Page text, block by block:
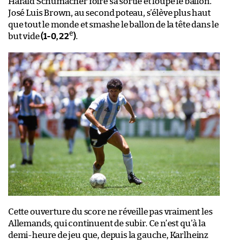
José Luis Brown, au second poteau, s’élève plus haut
que tout le monde et smashe le ballon de la tête dans le
but vide(1-0, 22e).
Cette ouverture du score ne réveille pas vraiment les
Allemands, qui continuent de subir. Ce n’est qu’à la
demi-heure de jeu que, depuis la gauche, Karlheinz